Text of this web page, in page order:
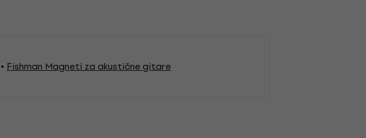
Fishman Magneti za akustične gitare